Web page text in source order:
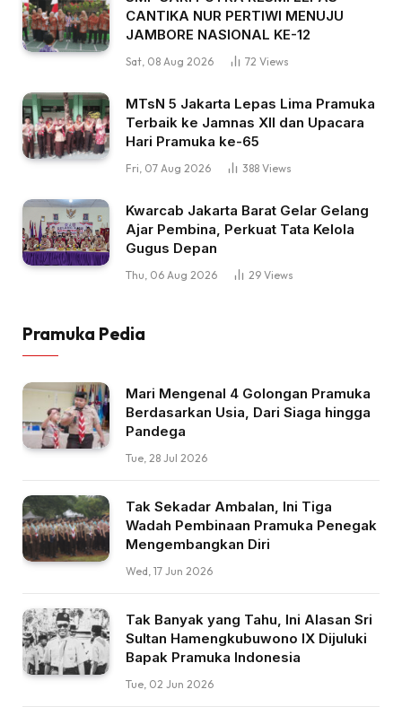
CANTIKA NUR PERTIWI MENUJU
JAMBORE NASIONAL KE-12
Sat, 08 Aug 2026 72 Views
MTsN 5 Jakarta Lepas Lima Pramuka
Terbaik ke Jamnas XII dan Upacara
Hari Pramuka ke-65
Fri, 07 Aug 2026 388 Views
Kwarcab Jakarta Barat Gelar Gelang
Ajar Pembina, Perkuat Tata Kelola
Gugus Depan
Thu, 06 Aug 2026 29 Views
Pramuka Pedia
Mari Mengenal 4 Golongan Pramuka
Berdasarkan Usia, Dari Siaga hingga
Pandega
Tue, 28 Jul 2026
Tak Sekadar Ambalan, Ini Tiga
Wadah Pembinaan Pramuka Penegak
Mengembangkan Diri
Wed, 17 Jun 2026
Tak Banyak yang Tahu, Ini Alasan Sri
Sultan Hamengkubuwono IX Dijuluki
Bapak Pramuka Indonesia
Tue, 02 Jun 2026